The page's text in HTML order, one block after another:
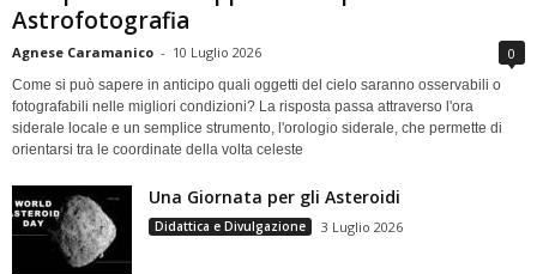
Astrofotografia
Agnese Caramanico - 10 Luglio 2026 0
Come si può sapere in anticipo quali oggetti del cielo saranno osservabili o
fotografabili nelle migliori condizioni? La risposta passa attraverso l'ora
siderale locale e un semplice strumento, l'orologio siderale, che permette di
orientarsi tra le coordinate della volta celeste
Una Giornata per gli Asteroidi
Didattica e Divulgazione 3 Luglio 2026